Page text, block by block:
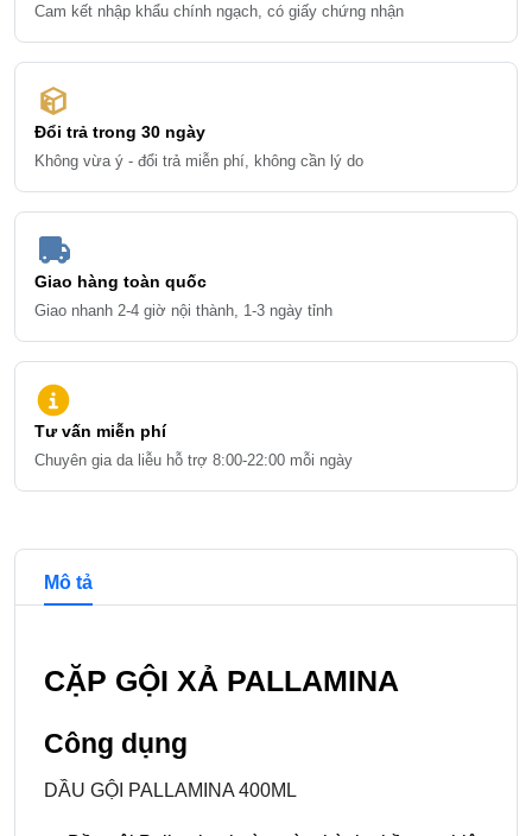
Cam kết nhập khẩu chính ngạch, có giấy chứng nhận
Đổi trả trong 30 ngày
Không vừa ý - đổi trả miễn phí, không cần lý do
Giao hàng toàn quốc
Giao nhanh 2-4 giờ nội thành, 1-3 ngày tỉnh
Tư vấn miễn phí
Chuyên gia da liễu hỗ trợ 8:00-22:00 mỗi ngày
Chi tiết và đề xuất sản phẩm
Mô tả
CẶP GỘI XẢ PALLAMINA
Công dụng
DẦU GỘI PALLAMINA 400ML